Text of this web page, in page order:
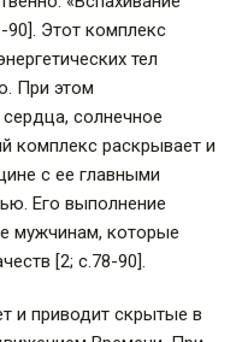
90]. Этот комплекс
тел
При этом
сердца, солнечное
комплекс раскрывает и
с ее главными
Его выполнение
мужчинам, которые
[2; с.78-90].
и приводит скрытые в